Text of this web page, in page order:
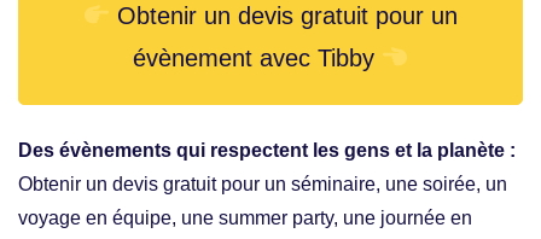
Obtenir un devis gratuit pour un
évènement avec Tibby
Des évènements qui respectent les gens et la planète :
Obtenir un devis gratuit pour un séminaire, une soirée, un
voyage en équipe, une summer party, une journée en